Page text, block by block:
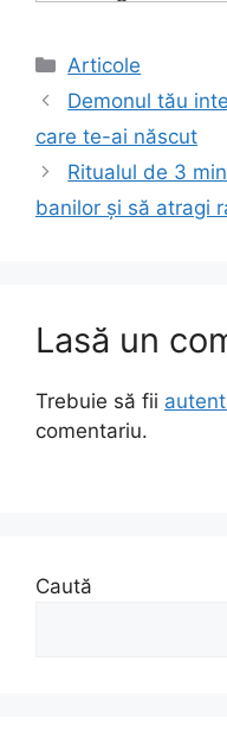
Categorii
Articole
Demonul tău
care te-ai născut
Ritualul de 3
banilor și să atragi
Lasă un
Trebuie să fii
comentariu.
Caută